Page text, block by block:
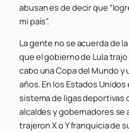
abusan es de decir que
mi país”.
La gente no se acuerda de
que el gobierno de Lula trajo
cabo una Copa del Mundo y
años. En los Estados Unidos
sistema de ligas deportivas
alcaldes y gobernadores se
trajeron X o Y franquicia de